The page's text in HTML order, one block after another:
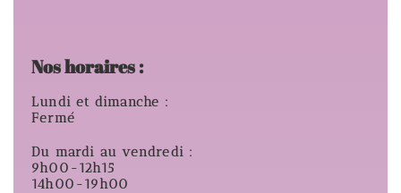
Nos horaires :
Lundi et dimanche :
Fermé
Du mardi au vendredi :
9h00-12h15
14h00-19h00